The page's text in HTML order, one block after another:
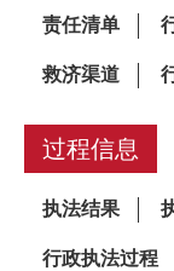
过程信息